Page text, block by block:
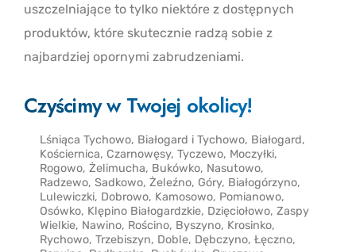
uszczelniające to tylko niektóre z dostępnych
produktów, które skutecznie radzą sobie z
najbardziej opornymi zabrudzeniami.
Czyścimy w Twojej okolicy!
Lśniąca Tychowo, Białogard i Tychowo, Białogard,
Kościernica, Czarnowęsy, Tyczewo, Moczyłki,
Rogowo, Żelimucha, Bukówko, Nasutowo,
Radzewo, Sadkowo, Żeleźno, Góry, Białogórzyno,
Lulewiczki, Dobrowo, Kamosowo, Pomianowo,
Osówko, Klępino Białogardzkie, Dzięciołowo, Zaspy
Wielkie, Nawino, Rościno, Byszyno, Krosinko,
Rychowo, Trzebiszyn, Doble, Dębczyno, Łęczno,